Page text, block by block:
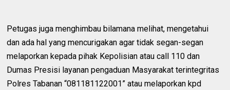
Petugas juga menghimbau bilamana melihat, mengetahui
dan ada hal yang mencurigakan agar tidak segan-segan
melaporkan kepada pihak Kepolisian atau call 110 dan
Dumas Presisi layanan pengaduan Masyarakat terintegritas
Polres Tabanan “081181122001” atau melaporkan kpd